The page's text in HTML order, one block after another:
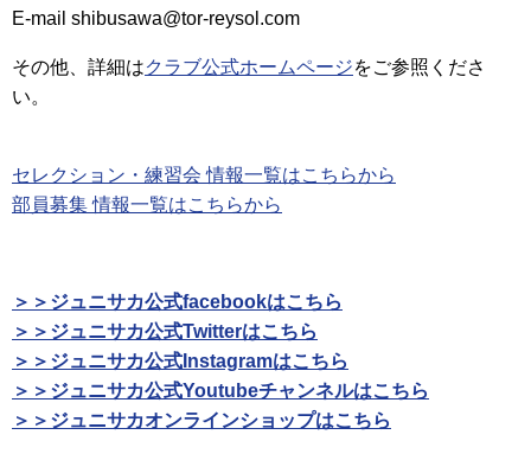
E-mail shibusawa@tor-reysol.com
その他、詳細はクラブ公式ホームページをご参照くださ
い。
セレクション・練習会 情報一覧はこちらから
部員募集 情報一覧はこちらから
＞＞ジュニサカ公式facebookはこちら
＞＞ジュニサカ公式Twitterはこちら
＞＞ジュニサカ公式Instagramはこちら
＞＞ジュニサカ公式Youtubeチャンネルはこちら
＞＞ジュニサカオンラインショップはこちら